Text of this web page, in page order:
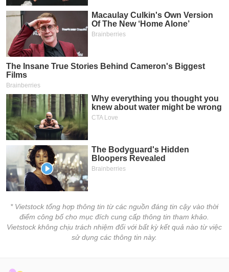
* Vietstock tổng hợp thông tin từ các nguồn đáng tin cậy vào thời
điểm công bố cho mục đích cung cấp thông tin tham khảo.
Vietstock không chịu trách nhiệm đối với bất kỳ kết quả nào từ việc
sử dụng các thông tin này.